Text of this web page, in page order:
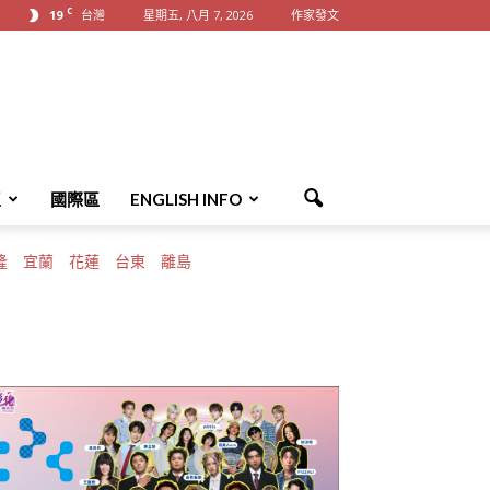
19 C 台灣 星期五, 八月 7, 2026 作家發文
國際區 ENGLISH INFO
宜蘭 花蓮 台東 離島